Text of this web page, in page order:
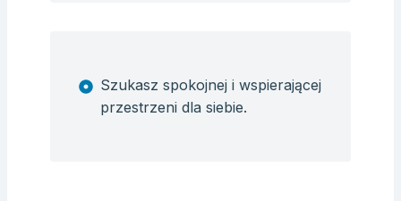
Szukasz spokojnej i wspierającej
przestrzeni dla siebie.